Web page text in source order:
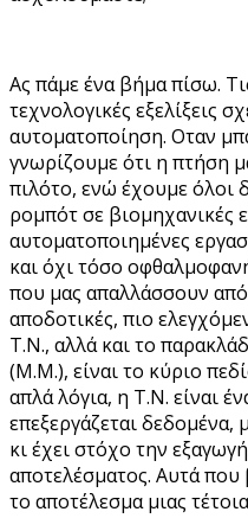
Ας πάμε ένα βήμα πίσω.
τεχνολογικές εξελίξεις
αυτοματοποίηση. Οταν
γνωρίζουμε ότι η πτήση
πιλότο, ενώ έχουμε όλοι
ρομπότ σε βιομηχανικές
αυτοματοποιημένες
και όχι τόσο
που μας απαλλάσσουν από
αποδοτικές, πιο
Τ.Ν., αλλά και το
(Μ.Μ.), είναι το κύριο
απλά λόγια, η Τ.Ν. είναι
επεξεργάζεται
κι έχει στόχο την
αποτελέσματος. Αυτά που
το αποτέλεσμα μιας